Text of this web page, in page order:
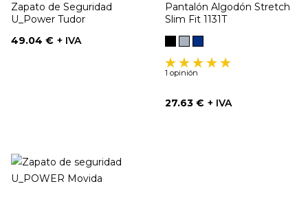
Zapato de Seguridad
U_Power Tudor
Precio
49.04 € + IVA
Pantalón Algodón Stretch
Slim Fit 1131T
Negro
GrisMarino
1 opinión
Precio
27.63 € + IVA